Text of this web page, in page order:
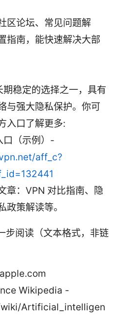
区论坛、常见问题解
指南，能快速解决大部
稳定的选择之一，具有
与强大隐私保护。你可
入口了解更多:
口（示例）-
aff_c?
章：VPN 对比指南、隐
政策解读等。
步阅读（文本格式，非链
Wikipedia -
Artificial_intelligen